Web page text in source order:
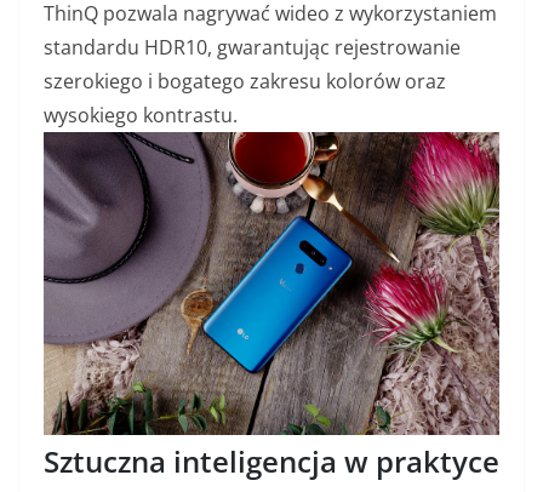
ThinQ pozwala nagrywać wideo z wykorzystaniem
standardu HDR10, gwarantując rejestrowanie
szerokiego i bogatego zakresu kolorów oraz
wysokiego kontrastu.
Sztuczna inteligencja w praktyce